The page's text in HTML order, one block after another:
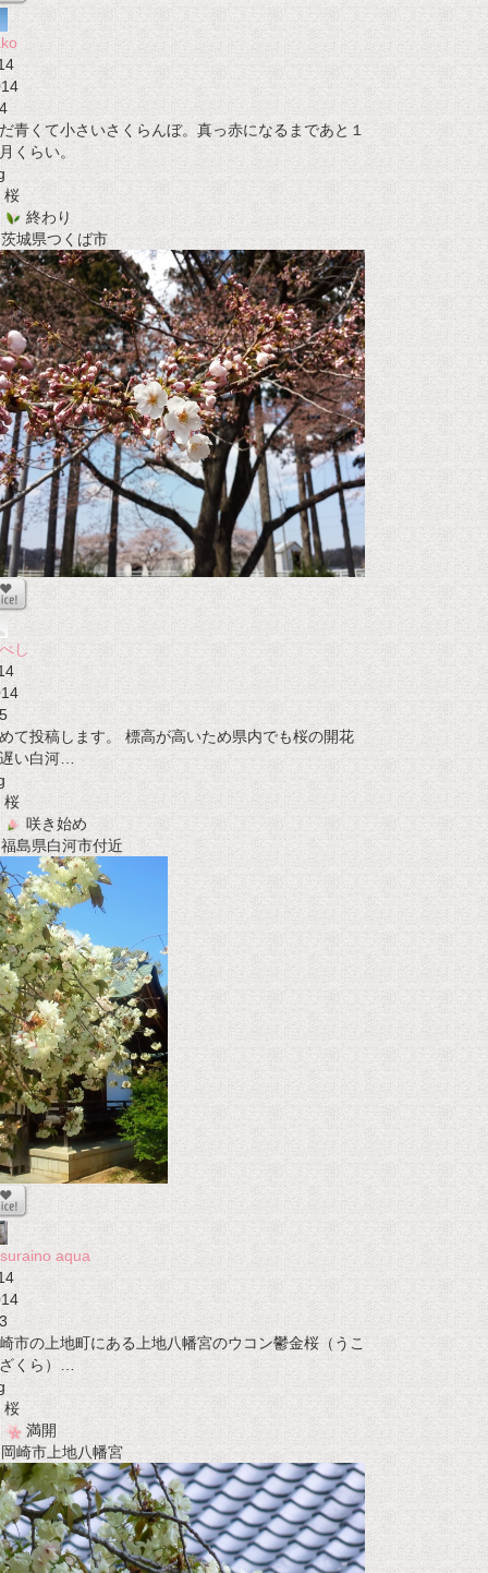
4
青くて小さいさくらんぼ。真っ赤になるまであと１
くらい。
桜
終わり
城県つくば市
し
5
て投稿します。 標高が高いため県内でも桜の開花
い白河…
桜
咲き始め
島県白河市付近
aqua
3
市の上地町にある上地八幡宮のウコン鬱金桜（うこ
くら）…
桜
満開
崎市上地八幡宮